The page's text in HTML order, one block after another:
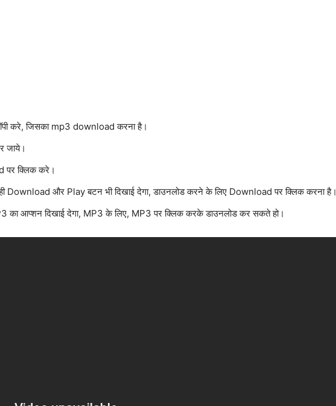
करे, जिसका mp3 download करना है।
जाये।
पर क्लिक करे।
ही Download और Play बटन भी दिखाई देगा, डाउनलोड करने के लिए Download पर क्लिक करना है।
आप्शन दिखाई देगा, MP3 के लिए, MP3 पर क्लिक करके डाउनलोड कर सकते हो।